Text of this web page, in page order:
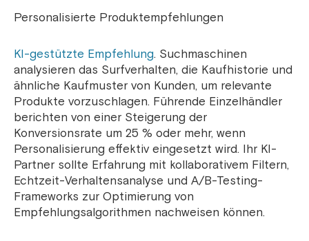
Personalisierte Produktempfehlungen
KI-gestützte Empfehlung. Suchmaschinen
analysieren das Surfverhalten, die Kaufhistorie und
ähnliche Kaufmuster von Kunden, um relevante
Produkte vorzuschlagen. Führende Einzelhändler
berichten von einer Steigerung der
Konversionsrate um 25 % oder mehr, wenn
Personalisierung effektiv eingesetzt wird. Ihr KI-
Partner sollte Erfahrung mit kollaborativem Filtern,
Echtzeit-Verhaltensanalyse und A/B-Testing-
Frameworks zur Optimierung von
Empfehlungsalgorithmen nachweisen können.